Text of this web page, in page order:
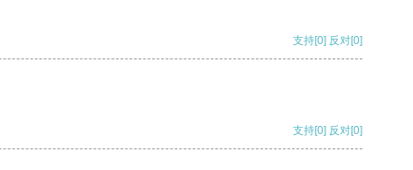
支持[0] 反对[0]
支持[0] 反对[0]